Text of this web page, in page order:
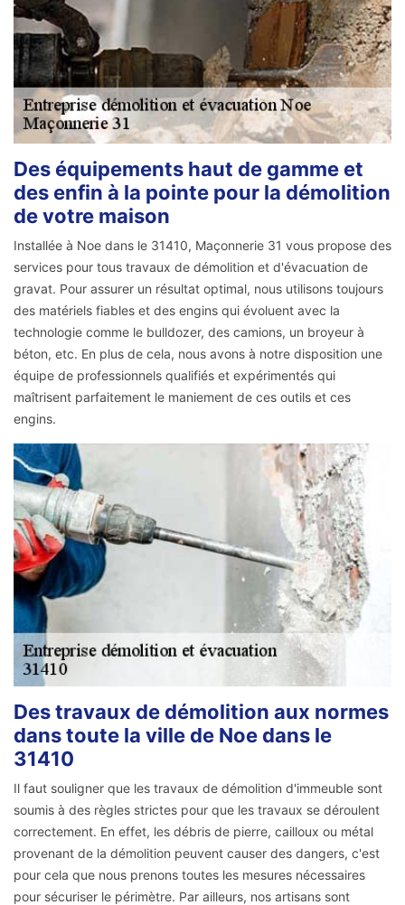
Des équipements haut de gamme et
des enfin à la pointe pour la démolition
de votre maison
Installée à Noe dans le 31410, Maçonnerie 31 vous propose des
services pour tous travaux de démolition et d'évacuation de
gravat. Pour assurer un résultat optimal, nous utilisons toujours
des matériels fiables et des engins qui évoluent avec la
technologie comme le bulldozer, des camions, un broyeur à
béton, etc. En plus de cela, nous avons à notre disposition une
équipe de professionnels qualifiés et expérimentés qui
maîtrisent parfaitement le maniement de ces outils et ces
engins.
Des travaux de démolition aux normes
dans toute la ville de Noe dans le
31410
Il faut souligner que les travaux de démolition d'immeuble sont
soumis à des règles strictes pour que les travaux se déroulent
correctement. En effet, les débris de pierre, cailloux ou métal
provenant de la démolition peuvent causer des dangers, c'est
pour cela que nous prenons toutes les mesures nécessaires
pour sécuriser le périmètre. Par ailleurs, nos artisans sont